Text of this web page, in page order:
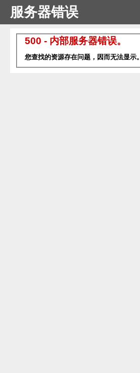
服务器错误
500 - 内部服务器错误。
您查找的资源存在问题，因而无法显示。